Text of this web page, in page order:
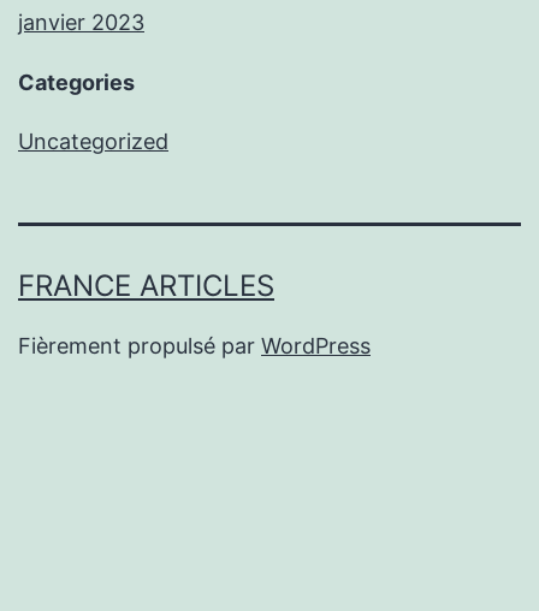
janvier 2023
Categories
Uncategorized
FRANCE ARTICLES
Fièrement propulsé par WordPress